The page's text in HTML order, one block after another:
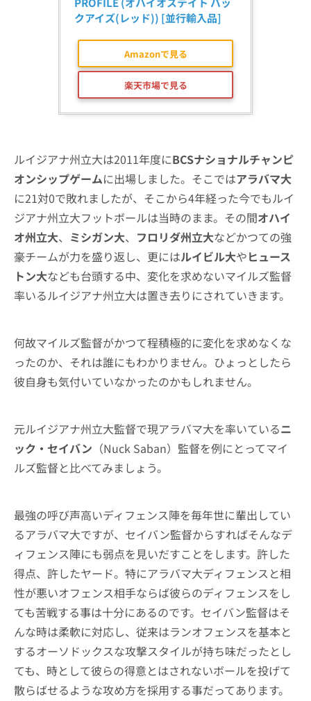
クアイズ(レッド)) [並行輸入品]
Amazonで見る
楽天市場で見る
ルイジアナ州立大は2011年度にBCSナショナルチャンピ
オンシップゲームに出場しました。そこではアラバマ大
に21対0で敗れましたが、そこから4年経った今でもルイ
ジアナ州立大フットボールは当時のまま。その間オハイ
オ州立大、 ミシガン大、 フロリダ州立大などかつての強
豪チームが力を盛り返し、更にはルイビル大やヒュース
トン大なども台頭する中、変化を求めないマイルズ監督
率いるルイジアナ州立大は置き去りにされていきます。
何故マイルズ監督がかつて程積極的に変化を求めなくな
ったのか、それは誰にもわかりません。ひょっとしたら
彼自身も気付いていなかったのかもしれません。
元ルイジアナ州立大監督で現アラバマ大を率いているニ
ック・セイバン （Nuck Saban）監督を例にとってマイ
ルズ監督と比べてみましょう。
最強の呼び声高いディフェンス陣を毎年世に輩出してい
るアラバマ大ですが、セイバン監督からすればそんなデ
ィフェンス陣にも弱点を見いだすことをします。許した
得点、許したヤード。特にアラバマ大ディフェンスと相
性が悪いオフェンス相手ならば彼らのディフェンスをし
ても苦戦する事は十分にあるのです。セイバン監督はそ
んな時は柔軟に対応し、従来はランオフェンスを基本と
するオーソドックスな攻撃スタイルが持ち味だったとし
ても、時として彼らの得意とはされないボールを投げて
散らばせるような攻め方を採用する事だってあります。